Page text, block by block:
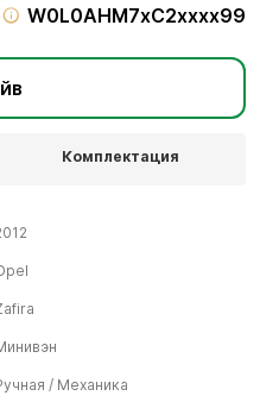
W0L0AHM7xC2xxxx99
Комплектация
/ Механика